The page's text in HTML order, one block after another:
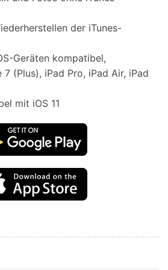
der iTunes-
Geräten kompatibel,
(Plus), iPad Pro, iPad Air, iPad
mit iOS 11